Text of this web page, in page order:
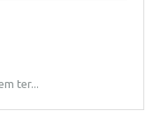
ter...